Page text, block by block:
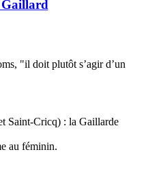
"il doit plutôt s’agir d’un
Saint-Cricq) : la Gaillarde
au féminin.